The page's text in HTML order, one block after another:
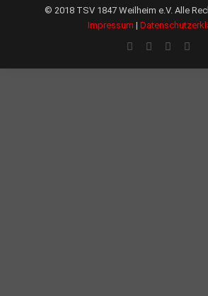
© 2018 TSV 1847 Weilheim e.V. Alle
Impressum |